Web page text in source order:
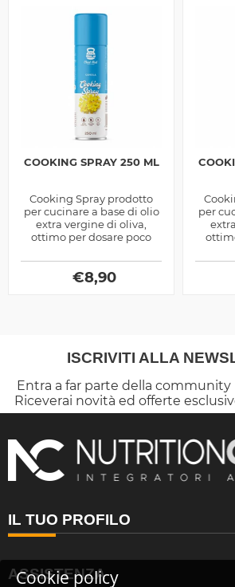
COOKING SPRAY 250 ML
Cooking Spray prodotto
per cucinare a base di olio
extra vergine di oliva,
ottimo per dosare poco
un'azione antiaderente e
ben...
€8,90
per
ISCRIVITI ALLA
Entra a far parte della
Riceverai novità ed offerte
IL TUO PROFILO
ASSISTENZA
Cookie policy